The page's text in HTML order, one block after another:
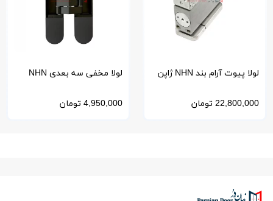
لولا پیوت آرام بند NHN ژاپن
مدل سبک PDC
22,800,000 تومان
لولا مخفی سه بعدی NHN
ژاپن
4,950,000 تومان